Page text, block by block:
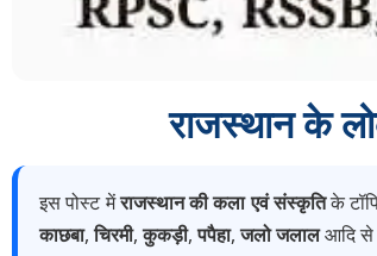
राजस्थान के
इस पोस्ट मेंराजस्थान की कला एवं संस्कृतिके
काछबा,चिरमी,कुकड़ी,पपैहा,जलो जलालआदि से